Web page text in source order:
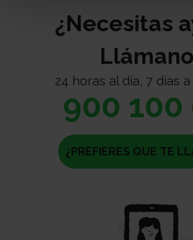
¿Necesitas
24 horas al día, 7 días
900 100
¿PREFIERES QUE TE